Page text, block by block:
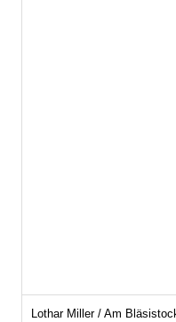
Lothar Miller / Am